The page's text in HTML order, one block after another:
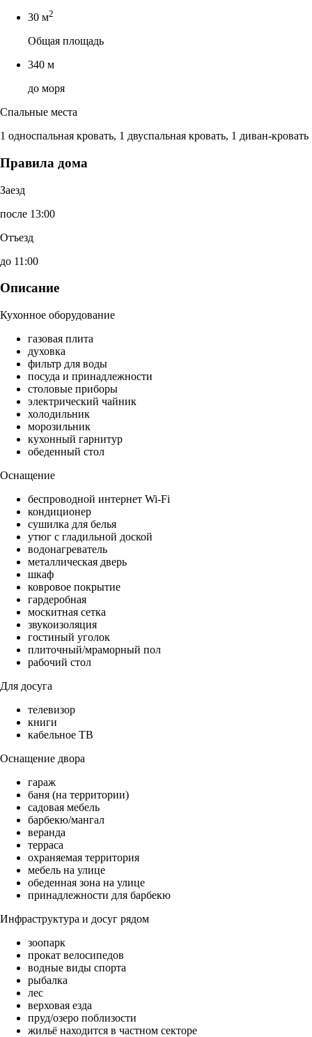
30 м2
Общая площадь
340 м
до моря
Спальные места
1 односпальная кровать, 1 двуспальная кровать, 1 диван-кровать
Правила дома
Заезд
после 13:00
Отъезд
до 11:00
Описание
Кухонное оборудование
газовая плита
духовка
фильтр для воды
посуда и принадлежности
столовые приборы
электрический чайник
холодильник
морозильник
кухонный гарнитур
обеденный стол
Оснащение
беспроводной интернет Wi-Fi
кондиционер
сушилка для белья
утюг с гладильной доской
водонагреватель
металлическая дверь
шкаф
ковровое покрытие
гардеробная
москитная сетка
звукоизоляция
гостиный уголок
плиточный/мраморный пол
рабочий стол
Для досуга
телевизор
книги
кабельное ТВ
Оснащение двора
гараж
баня (на территории)
садовая мебель
барбекю/мангал
веранда
терраса
охраняемая территория
мебель на улице
обеденная зона на улице
принадлежности для барбекю
Инфраструктура и досуг рядом
зоопарк
прокат велосипедов
водные виды спорта
рыбалка
лес
верховая езда
пруд/озеро поблизости
жильё находится в частном секторе